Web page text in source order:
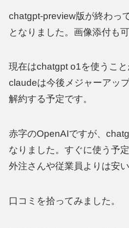
chatgpt-preview版が終わっ
となりました。画像添付も
現在はchatgpt o1を使うこと
claudeは今後メジャーアッ
解約する予定です。
赤字のOpenAIですが、
なりました。すぐに使う予
外注さんや従業員よりは安い
口コミを拾ってみました。